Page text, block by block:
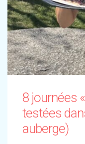
8 journées
testées
auberge)